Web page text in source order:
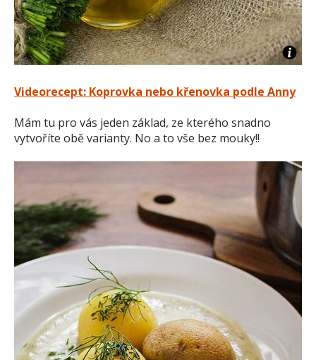
Videorecept: Koprovka nebo křenovka podle Anny
Mám tu pro vás jeden základ, ze kterého snadno
vytvoříte obě varianty. No a to vše bez mouky!!